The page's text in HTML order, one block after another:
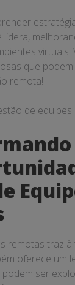
virtuais.
que
remota!
remotas traz
oferece um
ser